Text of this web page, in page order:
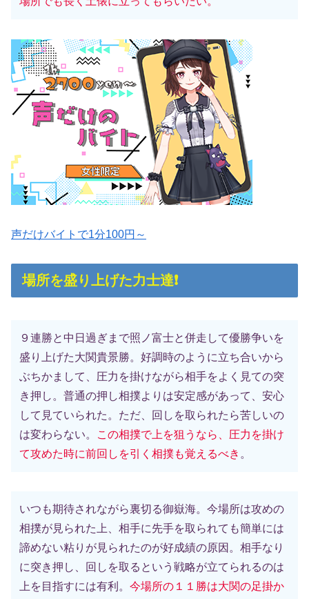
声だけバイトで1分100円～
場所を盛り上げた力士達❗
９連勝と中日過ぎまで照ノ富士と併走して優勝争いを
盛り上げた大関貴景勝。好調時のように立ち合いから
ぶちかまして、圧力を掛けながら相手をよく見ての突
き押し。普通の押し相撲よりは安定感があって、安心
して見ていられた。ただ、回しを取られたら苦しいの
は変わらない。
この相撲で上を狙うなら、圧力を掛け
て攻めた時に前回しを引く相撲も覚えるべき 。
いつも期待されながら裏切る御嶽海。今場所は攻めの
相撲が見られた上、相手に先手を取られても簡単には
諦めない粘りが見られたのが好成績の原因。相手なり
に突き押し、回しを取るという戦略が立てられるのは
上を目指すには有利。 今場所の１１勝は大関の足掛か